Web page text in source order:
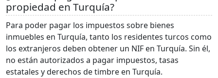
propiedad en Turquía?
Para poder pagar los impuestos sobre bienes
inmuebles en Turquía, tanto los residentes turcos como
los extranjeros deben obtener un NIF en Turquía. Sin él,
no están autorizados a pagar impuestos, tasas
estatales y derechos de timbre en Turquía.